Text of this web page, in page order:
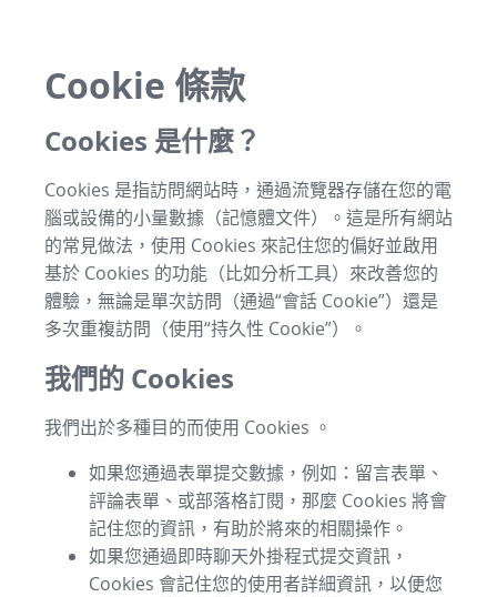
Cookie 條款
Cookies 是什麼？
Cookies 是指訪問網站時，通過流覽器存儲在您的電
腦或設備的小量數據（記憶體文件）。這是所有網站
的常見做法，使用 Cookies 來記住您的偏好並啟用
基於 Cookies 的功能（比如分析工具）來改善您的
體驗，無論是單次訪問（通過“會話 Cookie”）還是
多次重複訪問（使用“持久性 Cookie”）。
我們的 Cookies
我們出於多種目的而使用 Cookies 。
如果您通過表單提交數據，例如：留言表單、
評論表單、或部落格訂閱，那麼 Cookies 將會
記住您的資訊，有助於將來的相關操作。
如果您通過即時聊天外掛程式提交資訊，
Cookies 會記住您的使用者詳細資訊，以便您